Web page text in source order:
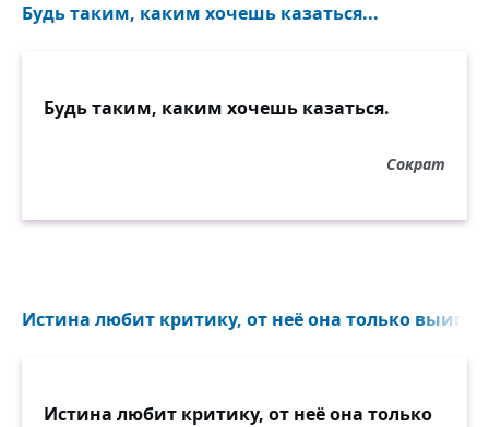
Будь таким, каким хочешь казаться...
Будь таким, каким хочешь казаться.
Сократ
Истина любит критику, от неё она только
Истина любит критику, от неё она только